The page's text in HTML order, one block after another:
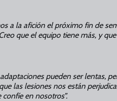
a la afición el próximo fin de
que el equipo tiene más, y
pueden ser lentas,
las lesiones nos están
en nosotros”.